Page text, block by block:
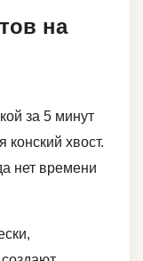
на
за 5 минут
хвост.
нет времени